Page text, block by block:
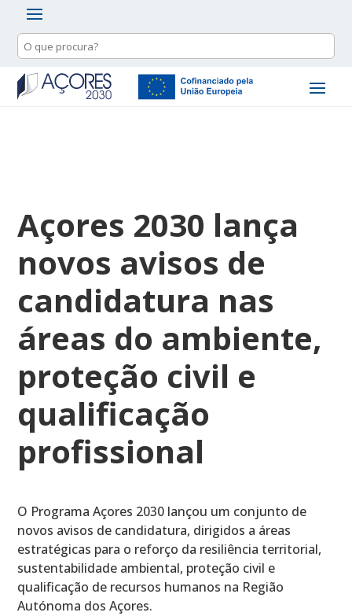
Açores 2030 lança
novos avisos de
candidatura nas
áreas do ambiente,
proteção civil e
qualificação
profissional
O Programa Açores 2030 lançou um conjunto de
novos avisos de candidatura, dirigidos a áreas
estratégicas para o reforço da resiliência territorial,
sustentabilidade ambiental, proteção civil e
qualificação de recursos humanos na Região
Autónoma dos Açores.